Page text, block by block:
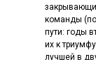
команды
пути: годы
их к
лучшей в